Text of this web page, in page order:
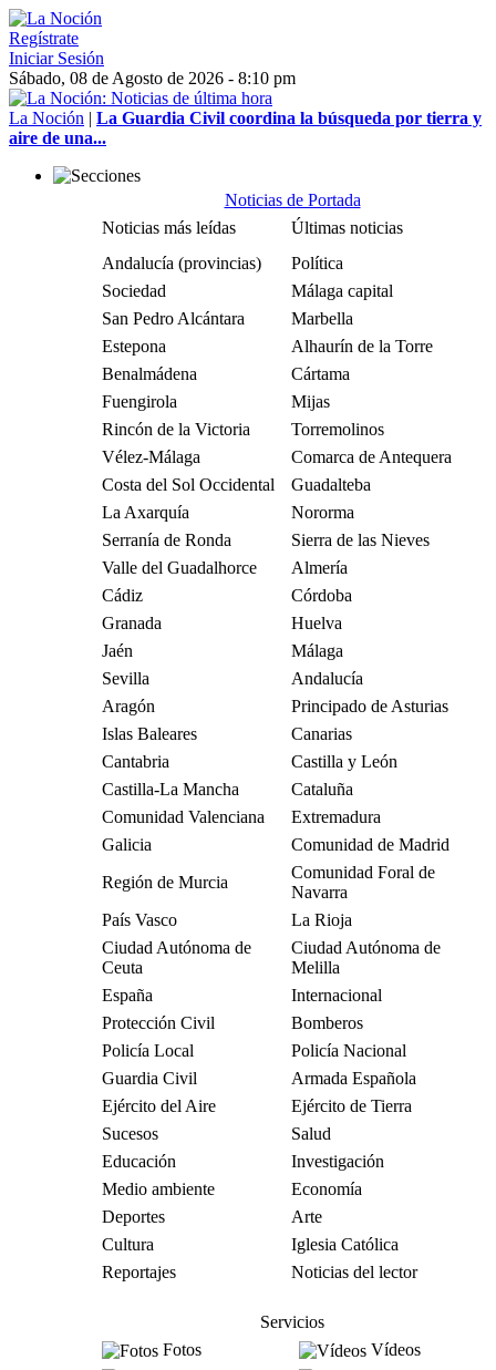
Regístrate
Iniciar Sesión
Sábado, 08 de Agosto de 2026 - 8:10 pm
La Noción | La Guardia Civil coordina la búsqueda por tierra y
aire de una...
Noticias de Portada
Noticias más leídas
Últimas noticias
Andalucía (provincias)
Política
Sociedad
Málaga capital
San Pedro Alcántara
Marbella
Estepona
Alhaurín de la Torre
Benalmádena
Cártama
Fuengirola
Mijas
Rincón de la Victoria
Torremolinos
Vélez-Málaga
Comarca de Antequera
Costa del Sol Occidental
Guadalteba
La Axarquía
Nororma
Serranía de Ronda
Sierra de las Nieves
Valle del Guadalhorce
Almería
Cádiz
Córdoba
Granada
Huelva
Jaén
Málaga
Sevilla
Andalucía
Aragón
Principado de Asturias
Islas Baleares
Canarias
Cantabria
Castilla y León
Castilla-La Mancha
Cataluña
Comunidad Valenciana
Extremadura
Galicia
Comunidad de Madrid
Región de Murcia
Comunidad Foral de
Navarra
País Vasco
La Rioja
Ciudad Autónoma de
Ceuta
Ciudad Autónoma de
Melilla
España
Internacional
Protección Civil
Bomberos
Policía Local
Policía Nacional
Guardia Civil
Armada Española
Ejército del Aire
Ejército de Tierra
Sucesos
Salud
Educación
Investigación
Medio ambiente
Economía
Deportes
Arte
Cultura
Iglesia Católica
Reportajes
Noticias del lector
Servicios
Fotos
Vídeos